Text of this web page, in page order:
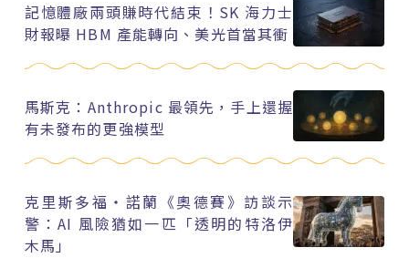
記憶體廠兩頭賺時代結束！SK 海力士
財報曝 HBM 產能轉向、美光首當其衝
馬斯克：Anthropic 最領先，手上還握
有未發布的更強模型
克里斯多福・諾蘭《奧德賽》訪談示
警：AI 風險猶如一匹「透明的特洛伊
木馬」